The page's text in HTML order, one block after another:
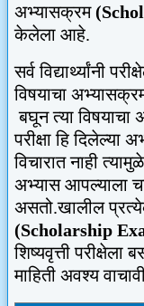
अभ्यासक्रम(
केलेला आहे.
सर्व विद्यार्थ्यांनी
विषयाचा
बघून त्या विषयाचा
परीक्षा हि दिलेल्या
विचारात नाही
अभ्यास आपल्याला
असतो.खालील
(Scholarship
शिष्यवृत्ती परीक्षेला
माहिती अवश्य